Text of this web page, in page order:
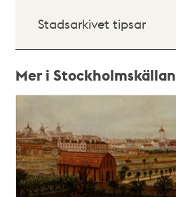
Stadsarkivet tipsar
Mer i Stockholmskällan
och
teman